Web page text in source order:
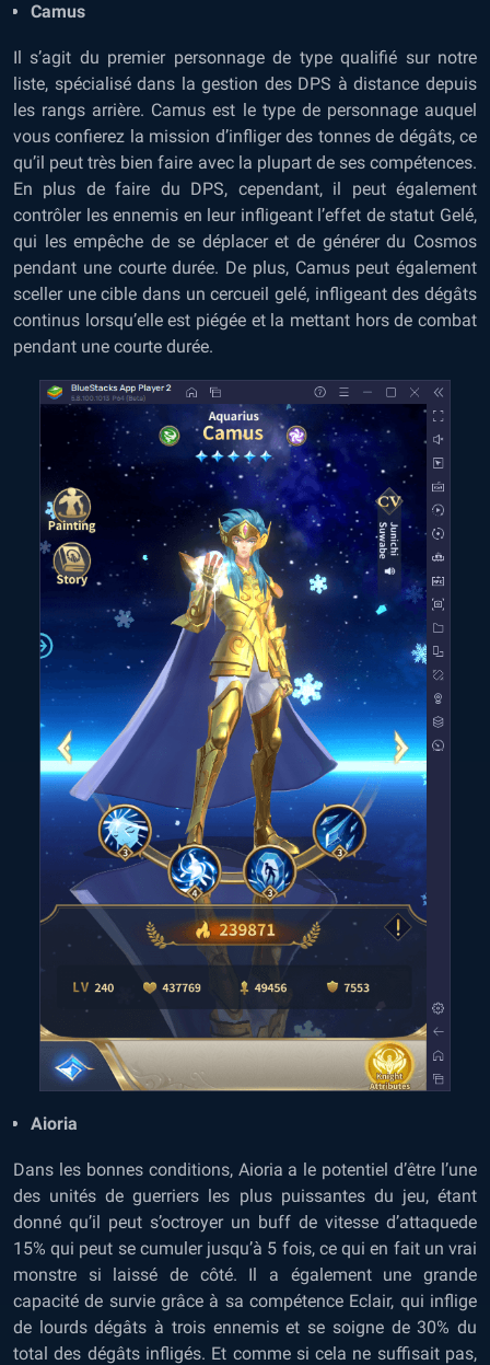
Camus
Il s’agit du premier personnage de type qualifié sur notre
liste, spécialisé dans la gestion des DPS à distance depuis
les rangs arrière. Camus est le type de personnage auquel
vous confierez la mission d’infliger des tonnes de dégâts, ce
qu’il peut très bien faire avec la plupart de ses compétences.
En plus de faire du DPS, cependant, il peut également
contrôler les ennemis en leur infligeant l’effet de statut Gelé,
qui les empêche de se déplacer et de générer du Cosmos
pendant une courte durée. De plus, Camus peut également
sceller une cible dans un cercueil gelé, infligeant des dégâts
continus lorsqu’elle est piégée et la mettant hors de combat
pendant une courte durée.
Aioria
Dans les bonnes conditions, Aioria a le potentiel d’être l’une
des unités de guerriers les plus puissantes du jeu, étant
donné qu’il peut s’octroyer un buff de vitesse d’attaquede
15% qui peut se cumuler jusqu’à 5 fois, ce qui en fait un vrai
monstre si laissé de côté. Il a également une grande
capacité de survie grâce à sa compétence Eclair, qui inflige
de lourds dégâts à trois ennemis et se soigne de 30% du
total des dégâts infligés. Et comme si cela ne suffisait pas,